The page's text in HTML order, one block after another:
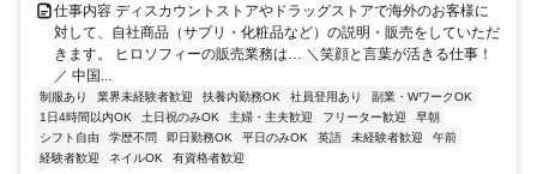
仕事内容 ディスカウントストアやドラッグストアで海外のお客様に
対して、自社商品（サプリ・化粧品など）の説明・販売をしていただ
きます。 ヒロソフィーの販売業務は… ＼笑顔と言葉が活きる仕事！
／ 中国...
制服あり 業界未経験者歓迎 扶養内勤務OK 社員登用あり
副業・WワークOK
1日4時間以内OK
土日祝のみOK 主婦・主夫歓迎 フリーター歓迎
早朝
シフト自由
学歴不問 即日勤務OK 平日のみOK 英語 未経験者歓迎
午前
経験者歓迎
ネイルOK 有資格者歓迎